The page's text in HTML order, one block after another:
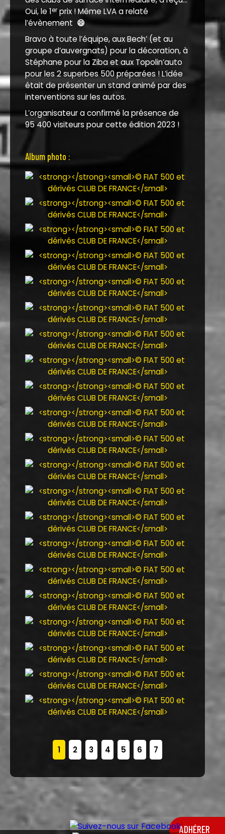
Oui, le 1erprix ! Même LVA a relaté
l’évènement 😄
Bravo à toute l’équipe, aux Bech’ (et au
groupe d’auvergnats) pour la décoration, à
Stéphane pour la Ziba et aux Topolin’auto
pour les 2 superbes 500 préparées ! L’idée
était de présenter un stand animé par des
interventions sur les autos.
L’organisateur a confirmé la présence de
95 400 visiteurs pour cette édition 2023 !
Album photo :
1 2 3 4 5 6 7
ADHÉRER